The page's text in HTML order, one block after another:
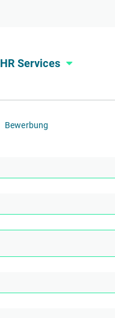
HR Services
Bewerbung